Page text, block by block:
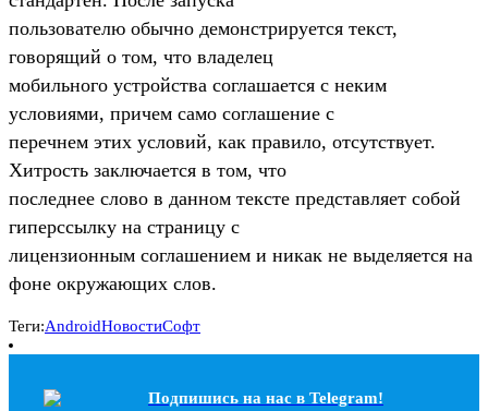
пользователю обычно демонстрируется текст,
говорящий о том, что владелец
мобильного устройства соглашается с неким
условиями, причем само соглашение с
перечнем этих условий, как правило, отсутствует.
Хитрость заключается в том, что
последнее слово в данном тексте представляет собой
гиперссылку на страницу с
лицензионным соглашением и никак не выделяется на
фоне окружающих слов.
Теги:AndroidНовостиСофт
Подпишись на наc в Telegram!